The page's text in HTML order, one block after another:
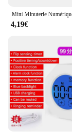
4,19€